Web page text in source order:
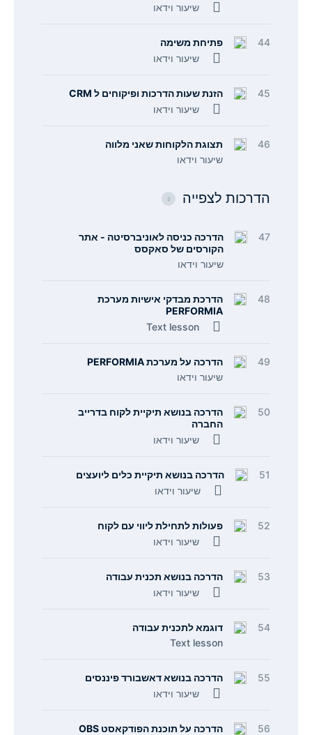
שיעור וידאו
44
פתיחת משימה
שיעור וידאו
45
הזנת שעות הדרכות ופיקוחים ל CRM
שיעור וידאו
46
תצוגת הלקוחות שאני מלווה
שיעור וידאו
הדרכות לצפייה
47
הדרכה כניסה לאוניברסיטה - אתר
הקורסים של סאקסס
שיעור וידאו
48
הדרכת מבדקי אישיות מערכת
PERFORMIA
Text lesson
49
הדרכה על מערכת PERFORMIA
שיעור וידאו
50
הדרכה בנושא תיקיית לקוח בדרייב
החברה
שיעור וידאו
51
הדרכה בנושא תיקיית כלים ליועצים
שיעור וידאו
52
פעולות לתחילת ליווי עם לקוח
שיעור וידאו
53
הדרכה בנושא תכנית עבודה
שיעור וידאו
54
דוגמא לתכנית עבודה
Text lesson
55
הדרכה בנושא דאשבורד פיננסים
שיעור וידאו
56
הדרכה על תוכנת הפודקאסט OBS